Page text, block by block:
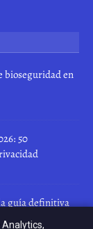
bioseguridad en
50
guía definitiva